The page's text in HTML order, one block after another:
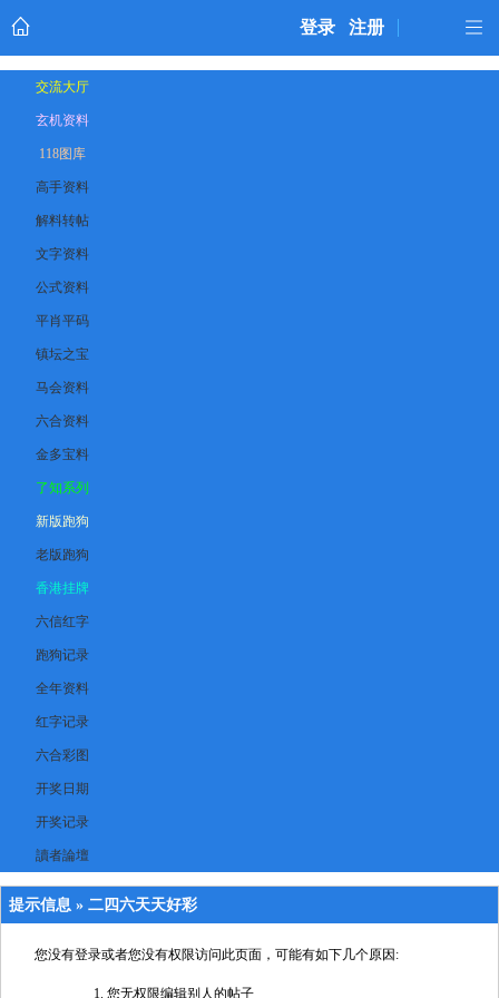
登录 注册
交流大厅
玄机资料
118图库
高手资料
解料转帖
文字资料
公式资料
平肖平码
镇坛之宝
马会资料
六合资料
金多宝料
了知系列
新版跑狗
老版跑狗
香港挂牌
六信红字
跑狗记录
全年资料
红字记录
六合彩图
开奖日期
开奖记录
讀者論壇
提示信息 » 二四六天天好彩
您没有登录或者您没有权限访问此页面，可能有如下几个原因:
您无权限编辑别人的帖子